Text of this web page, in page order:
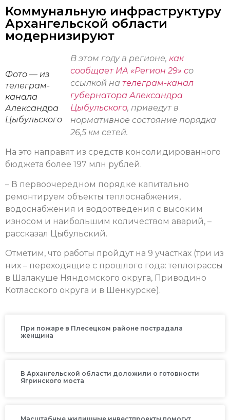
Коммунальную инфраструктуру
Архангельской области
модернизируют
Фото — из
телеграм-
канала
Александра
Цыбульского
В этом году в регионе, как
сообщает ИА «Регион 29» со
ссылкой на телеграм-канал
губернатора Александра
Цыбульского, приведут в
нормативное состояние порядка
26,5 км сетей.
На это направят из средств консолидированного
бюджета более 197 млн рублей.
– В первоочередном порядке капитально
ремонтируем объекты теплоснабжения,
водоснабжения и водоотведения с высоким
износом и наибольшим количеством аварий, –
рассказал Цыбульский.
Отметим, что работы пройдут на 9 участках (три из
них – переходящие с прошлого года: теплотрассы
в Шалакуше Няндомского округа, Приводино
Котласского округа и в Шенкурске).
При пожаре в Плесецком районе пострадала
женщина
В Архангельской области доложили о готовности
Ягринского моста